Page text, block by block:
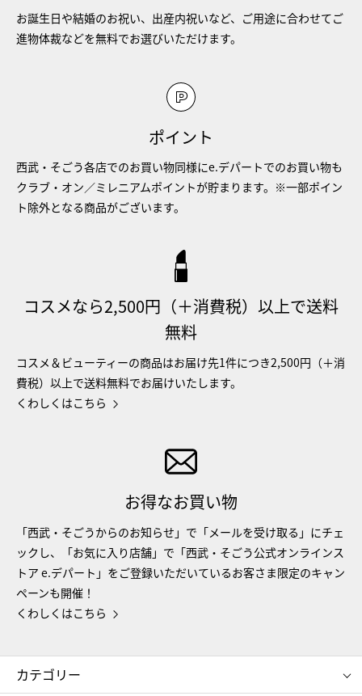
お誕生日や結婚のお祝い、出産内祝いなど、ご用途に合わせてご
進物体裁などを無料でお選びいただけます。
ポイント
西武・そごう各店でのお買い物同様にe.デパートでのお買い物も
クラブ・オン／ミレニアムポイントが貯まります。※一部ポイン
ト除外となる商品がございます。
コスメなら2,500円（＋消費税）以上で送料
無料
コスメ＆ビューティーの商品はお届け先1件につき2,500円（＋消
費税）以上で送料無料でお届けいたします。
くわしくはこちら
お得なお買い物
「西武・そごうからのお知らせ」で「メールを受け取る」にチェ
ックし、「お気に入り店舗」で「西武・そごう公式オンラインス
トア e.デパート」をご登録いただいているお客さま限定のキャン
ペーンも開催！
くわしくはこちら
カテゴリー